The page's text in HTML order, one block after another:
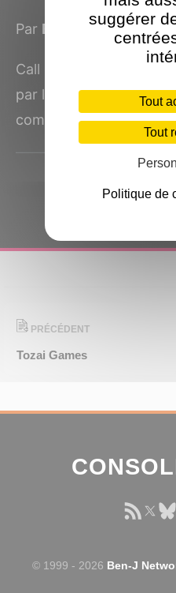
Par Benjamin Levy le 3
Call of Duty: Black Ops
par le studio californien
commandes de la...
PRÉCÉDENT
Tozai Games
© 1999 - 2026 Ben-J
suggérer
Tout
Tout
Politique de